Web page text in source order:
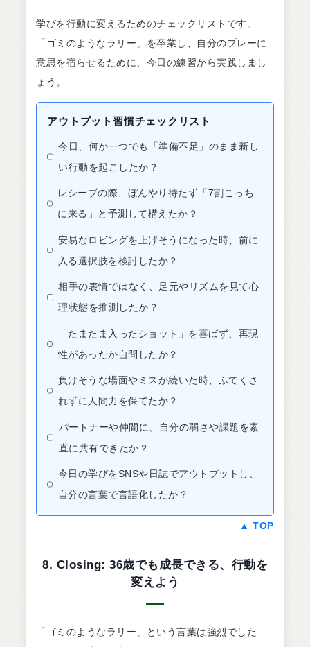
学びを行動に変えるためのチェックリストです。
「ゴミのようなラリー」を卒業し、自分のプレーに
意思を宿らせるために、今日の練習から実践しまし
ょう。
アウトプット習慣チェックリスト
今日、何か一つでも「準備不足」のまま新し
い行動を起こしたか？
レシーブの際、ぼんやり待たず「7割こっち
に来る」と予測して構えたか？
安易なロビングを上げそうになった時、前に
入る選択肢を検討したか？
相手の表情ではなく、足元やリズムを見て心
理状態を推測したか？
「たまたま入ったショット」を喜ばず、再現
性があったか自問したか？
負けそうな場面やミスが続いた時、ふてくさ
れずに人間力を保てたか？
パートナーや仲間に、自分の弱さや課題を素
直に共有できたか？
今日の学びをSNSや日誌でアウトプットし、
自分の言葉で言語化したか？
▲ TOP
8. Closing: 36歳でも成長できる、行動を
変えよう
「ゴミのようなラリー」という言葉は強烈でした